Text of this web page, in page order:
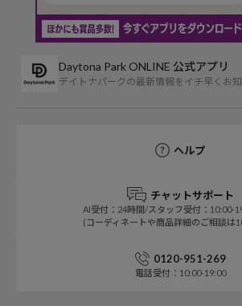
Daytona Park ONLINE 公式アプリ
デイトナパークの最新情報をイチ早くお知
ヘルプ
チャットサポート
AI受付：24時間/スタッフ受付：10:00-
(コーディネートや商品詳細のご相談は
0120-951-269
電話受付：10:00-19:00